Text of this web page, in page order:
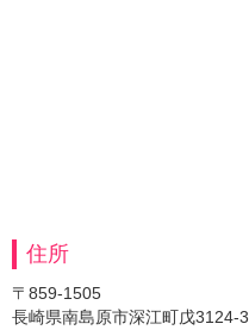
住所
〒859-1505
長崎県南島原市深江町戊3124-3